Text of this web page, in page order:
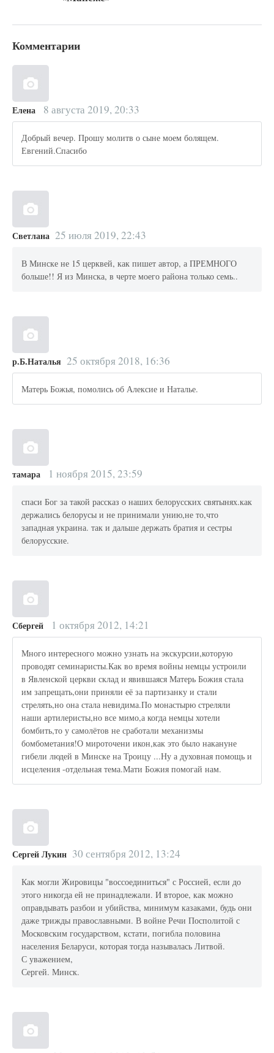
Комментарии
Елена 8 августа 2019, 20:33
Добрый вечер. Прошу молитв о сыне моем болящем.
Евгений.Спасибо
Светлана 25 июля 2019, 22:43
В Минске не 15 церквей, как пишет автор, а ПРЕМНОГО
больше!! Я из Минска, в черте моего района только семь..
р.Б.Наталья 25 октября 2018, 16:36
Матерь Божья, помолись об Алексие и Наталье.
тамара 1 ноября 2015, 23:59
спаси Бог за такой рассказ о наших белорусских святынях.как
держались белорусы и не принимали унию,не то,что
западная украина. так и дальше держать братия и сестры
белорусские.
Сбергей 1 октября 2012, 14:21
Много интересного можно узнать на экскурсии,которую
проводят семинаристы.Как во время войны немцы устроили
в Явленской церкви склад и явившаяся Матерь Божия стала
им запрещать,они приняли её за партизанку и стали
стрелять,но она стала невидима.По монастырю стреляли
наши артилеристы,но все мимо,а когда немцы хотели
бомбить,то у самолётов не сработали механизмы
бомбометания!О мироточени икон,как это было накануне
гибели людей в Минске на Троицу ...Ну а духовная помощь и
исцеления -отдельная тема.Мати Божия помогай нам.
Сергей Лукин 30 сентября 2012, 13:24
Как могли Жировицы "воссоединиться" с Россией, если до
этого никогда ей не принадлежали. И второе, как можно
оправдывать разбои и убийства, минимум казаками, будь они
даже трижды православными. В войне Речи Посполитой с
Московским государством, кстати, погибла половина
населения Беларуси, которая тогда называлась Литвой.
С уважением,
Сергей. Минск.